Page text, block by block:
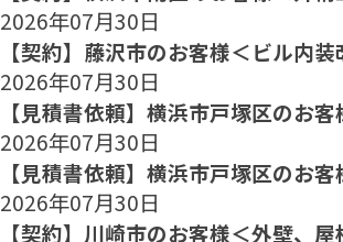
2026年07月30日
【契約】藤沢市のお客様＜ビル内
2026年07月30日
【見積書依頼】横浜市戸塚区のお客
2026年07月30日
【見積書依頼】横浜市戸塚区のお客
2026年07月30日
【契約】川崎市のお客様＜外壁、